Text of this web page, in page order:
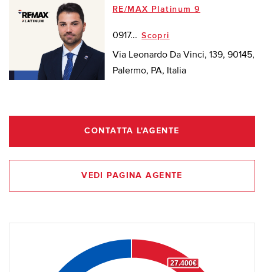
RE/MAX Platinum 9
0917... Scopri
Via Leonardo Da Vinci, 139, 90145,
Palermo, PA, Italia
CONTATTA L'AGENTE
VEDI PAGINA AGENTE
27.400€